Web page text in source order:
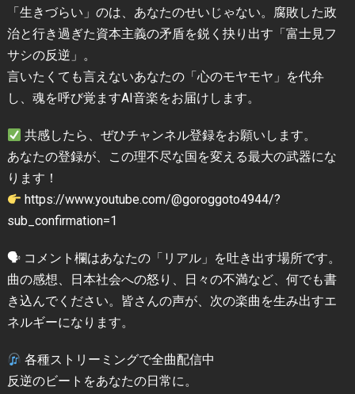
「生きづらい」のは、あなたのせいじゃない。腐敗した政
治と行き過ぎた資本主義の矛盾を鋭く抉り出す「富士見フ
サシの反逆」。
言いたくても言えないあなたの「心のモヤモヤ」を代弁
し、魂を呼び覚ますAI音楽をお届けします。
共感したら、ぜひチャンネル登録をお願いします。
あなたの登録が、この理不尽な国を変える最大の武器にな
ります！
https://www.youtube.com/@goroggoto4944/?
sub_confirmation=1
🗣 コメント欄はあなたの「リアル」を吐き出す場所です。
曲の感想、日本社会への怒り、日々の不満など、何でも書
き込んでください。皆さんの声が、次の楽曲を生み出すエ
ネルギーになります。
各種ストリーミングで全曲配信中
反逆のビートをあなたの日常に。